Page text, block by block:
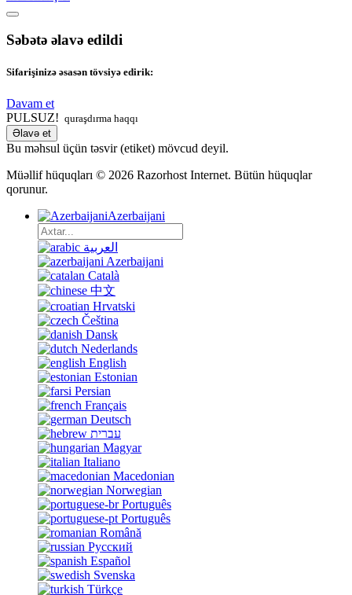
Səbətə əlavə edildi
Sifarişinizə əsasən tövsiyə edirik:
Davam et
PULSUZ! quraşdırma haqqı
Əlavə et
Bu məhsul üçün təsvir (etiket) mövcud deyil.
Müəllif hüquqları © 2026 Razorhost Internet. Bütün hüquqlar
qorunur.
Azerbaijani
العربية
Azerbaijani
Català
中文
Hrvatski
Čeština
Dansk
Nederlands
English
Estonian
Persian
Français
Deutsch
עברית
Magyar
Italiano
Macedonian
Norwegian
Português
Português
Română
Русский
Español
Svenska
Türkçe